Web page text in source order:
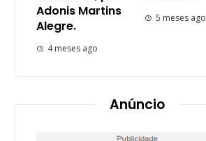
Adonis Martins
Alegre.
4 meses ago
5 meses ago
Anúncio